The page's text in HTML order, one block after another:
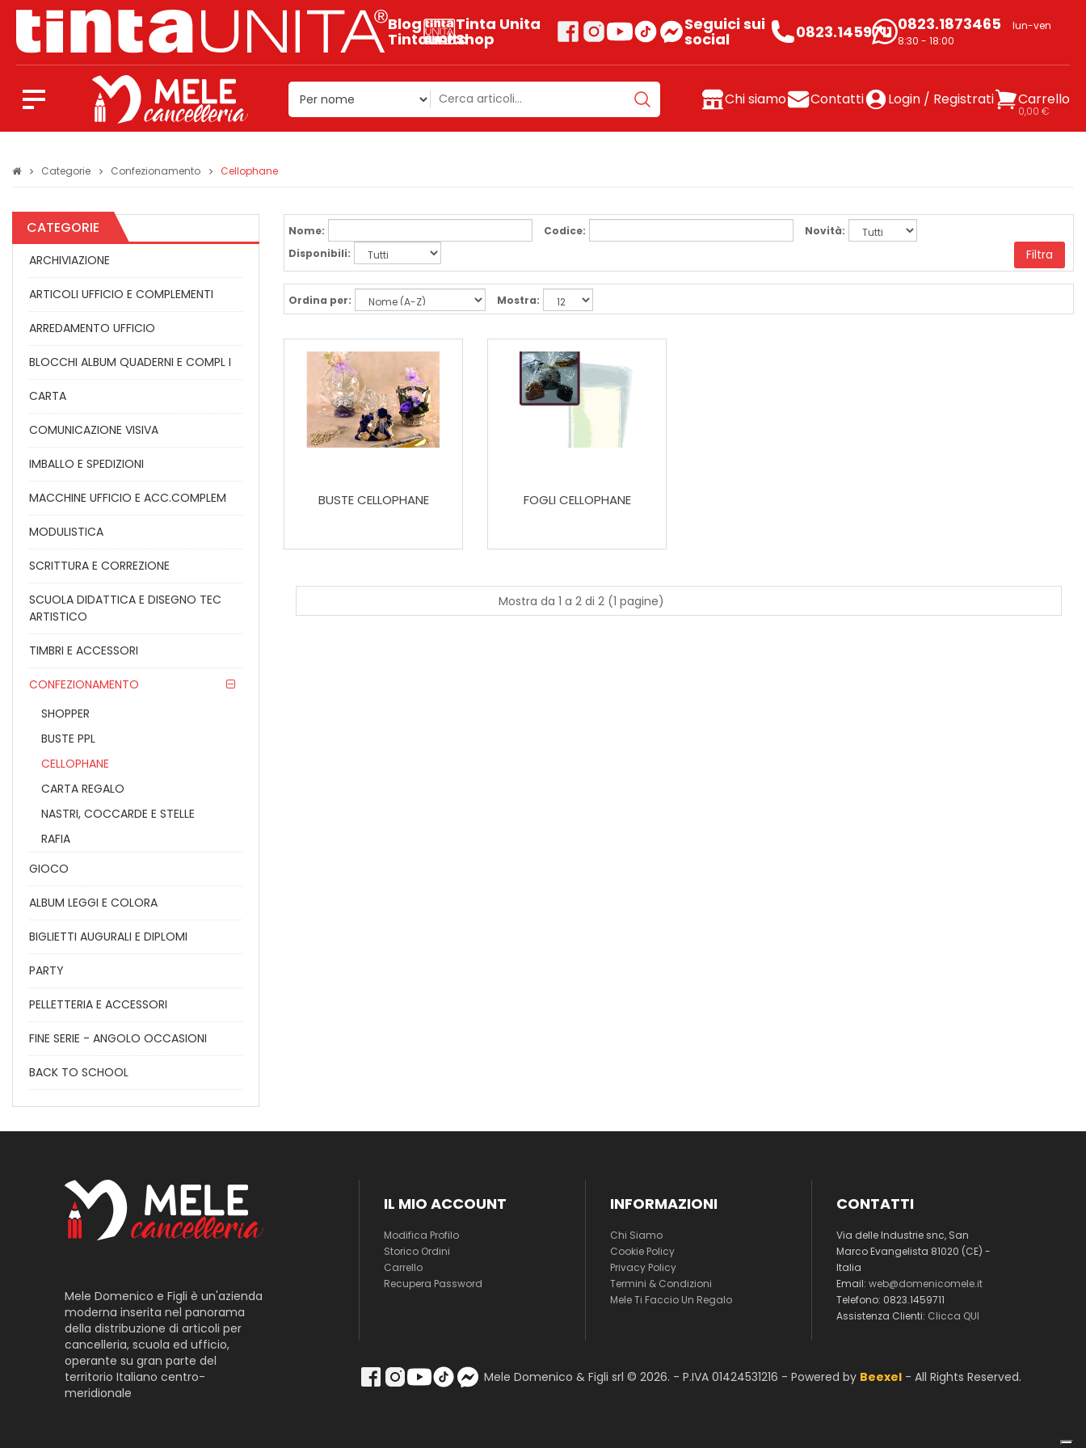
Blog
Tintaunita
Tinta Unita
Shop
Seguici sui
social 0823.1459711 0823.1873465
lun-ven
8:30 - 18:00
Chi siamo Contatti Login / Registrati Carrello
0,00 €
Categorie Confezionamento Cellophane
CATEGORIE
ARCHIVIAZIONE
ARTICOLI UFFICIO E COMPLEMENTI
ARREDAMENTO UFFICIO
BLOCCHI ALBUM QUADERNI E COMPL I
CARTA
COMUNICAZIONE VISIVA
IMBALLO E SPEDIZIONI
MACCHINE UFFICIO E ACC.COMPLEM
MODULISTICA
SCRITTURA E CORREZIONE
SCUOLA DIDATTICA E DISEGNO TEC
ARTISTICO
TIMBRI E ACCESSORI
CONFEZIONAMENTO
SHOPPER
BUSTE PPL
CELLOPHANE
CARTA REGALO
NASTRI, COCCARDE E STELLE
RAFIA
GIOCO
ALBUM LEGGI E COLORA
BIGLIETTI AUGURALI E DIPLOMI
PARTY
PELLETTERIA E ACCESSORI
FINE SERIE - ANGOLO OCCASIONI
BACK TO SCHOOL
Nome: Codice:
Novità:
Disponibili:
Filtra
Ordina per: Mostra:
BUSTE CELLOPHANE FOGLI CELLOPHANE
Mostra da 1 a 2 di 2 (1 pagine)
Mele Domenico e Figli è un'azienda
moderna inserita nel panorama
della distribuzione di articoli per
cancelleria, scuola ed ufficio,
operante su gran parte del
territorio Italiano centro-
meridionale
IL MIO ACCOUNT
Modifica Profilo
Storico Ordini
Carrello
Recupera Password
INFORMAZIONI
Chi Siamo
Cookie Policy
Privacy Policy
Termini & Condizioni
Mele Ti Faccio Un Regalo
CONTATTI
Via delle Industrie snc, San
Marco Evangelista 81020 (CE) -
Italia
Email:web@domenicomele.it
Telefono: 0823.1459711
Assistenza Clienti: Clicca QUI
Mele Domenico & Figli srl © 2026. - P.IVA 01424531216 - Powered by Beexel - All Rights Reserved.